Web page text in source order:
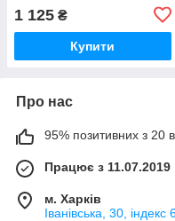
1 125 ₴
Купити
Про нас
95% позитивних з 20
Працює з 11.07.2019
м. Харків
Іванівська, 30,